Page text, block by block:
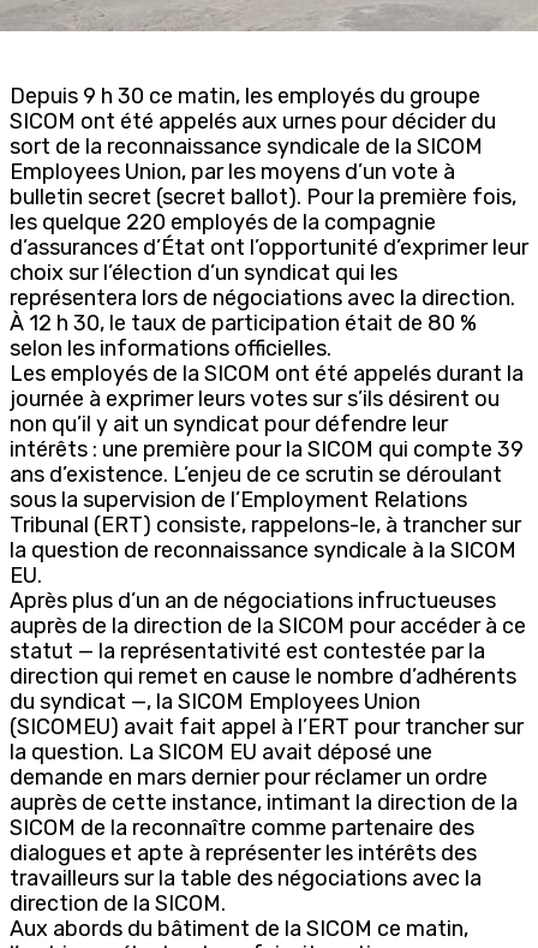
Depuis 9 h 30 ce matin, les employés du groupe
SICOM ont été appelés aux urnes pour décider du
sort de la reconnaissance syndicale de la SICOM
Employees Union, par les moyens d’un vote à
bulletin secret (secret ballot). Pour la première fois,
les quelque 220 employés de la compagnie
d’assurances d’État ont l’opportunité d’exprimer leur
choix sur l’élection d’un syndicat qui les
représentera lors de négociations avec la direction.
À 12 h 30, le taux de participation était de 80 %
selon les informations officielles.
Les employés de la SICOM ont été appelés durant la
journée à exprimer leurs votes sur s’ils désirent ou
non qu’il y ait un syndicat pour défendre leur
intérêts : une première pour la SICOM qui compte 39
ans d’existence. L’enjeu de ce scrutin se déroulant
sous la supervision de l’Employment Relations
Tribunal (ERT) consiste, rappelons-le, à trancher sur
la question de reconnaissance syndicale à la SICOM
EU.
Après plus d’un an de négociations infructueuses
auprès de la direction de la SICOM pour accéder à ce
statut — la représentativité est contestée par la
direction qui remet en cause le nombre d’adhérents
du syndicat —, la SICOM Employees Union
(SICOMEU) avait fait appel à l’ERT pour trancher sur
la question. La SICOM EU avait déposé une
demande en mars dernier pour réclamer un ordre
auprès de cette instance, intimant la direction de la
SICOM de la reconnaître comme partenaire des
dialogues et apte à représenter les intérêts des
travailleurs sur la table des négociations avec la
direction de la SICOM.
Aux abords du bâtiment de la SICOM ce matin,